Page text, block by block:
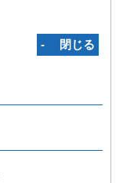
‐ 閉じる